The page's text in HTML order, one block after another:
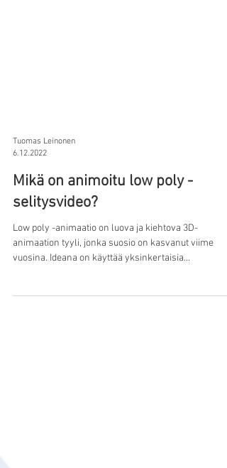
Tuomas Leinonen
6.12.2022
Mikä on animoitu low poly -
selitysvideo?
Low poly -animaatio on luova ja kiehtova 3D-